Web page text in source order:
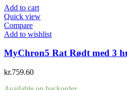
Add to cart
Quick view
Compare
Add to wishlist
MyChron5 Rat Rødt med 3
kr.759.60